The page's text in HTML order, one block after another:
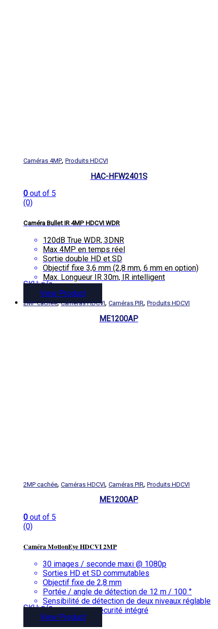
Caméras 4MP, Produits HDCVI
HAC-HFW2401S
0 out of 5
(0)
Caméra Bullet IR 4MP HDCVI WDR
120dB True WDR, 3DNR
Max 4MP en temps réel
Sortie double HD et SD
Objectif fixe 3,6 mm (2,8 mm, 6 mm en option)
Max. Longueur IR 30m, IR intelligent
SKU: n/a
View Product
2MP cachée,Caméras HDCVI, Caméras PIR, Produits HDCVI
ME1200AP
2MP cachée, Caméras HDCVI, Caméras PIR, Produits HDCVI
ME1200AP
0 out of 5
(0)
Caméra MotionEye HDCVI 2MP
30 images / seconde maxi @ 1080p
Sorties HD et SD commutables
Objectif fixe de 2,8 mm
Portée / angle de détection de 12 m / 100 °
Sensibilité de détection de deux niveaux réglable
Interrupteur de sécurité intégré
DC12V
SKU: n/a
View Product